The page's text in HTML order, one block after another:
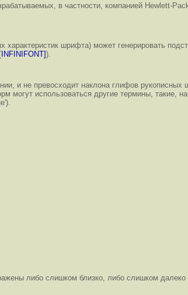
в частности, компанией Hewlett-
шрифта) может генерировать
[INFINIFONT]).
и не превосходит наклона глифов
могут использоваться другие термины, такие,
либо слишком близко, либо слишком далеко